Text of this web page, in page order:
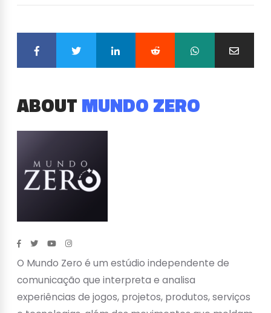
ABOUTMUNDO ZERO
O Mundo Zero é um estúdio independente de
comunicação que interpreta e analisa
experiências de jogos, projetos, produtos, serviços